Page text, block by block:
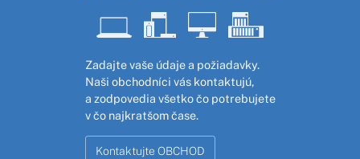
Zadajte vaše údaje a požiadavky.
Naši obchodníci vás kontaktujú,
a zodpovedia všetko čo potrebujete
v čo najkratšom čase.
Kontaktujte OBCHOD